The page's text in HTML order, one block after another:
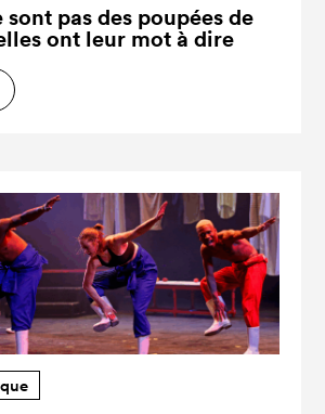
sont pas des poupées de
ont leur mot à dire